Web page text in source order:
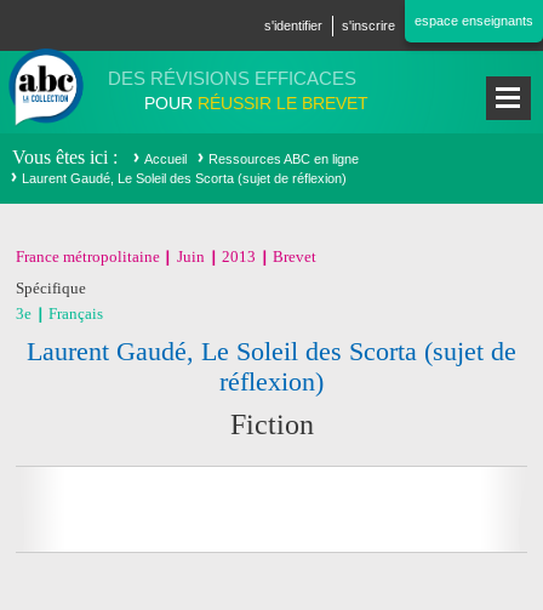
s'identifier s'inscrire espace enseignants
DES RÉVISIONS EFFICACES
POUR RÉUSSIR LE BREVET
Vous êtes ici Accueil
Ressources ABC en ligne
Laurent Gaudé, Le Soleil des Scorta (sujet de réflexion)
France métropolitaine Juin 2013
Brevet
Spécifique
3e
Français
Laurent Gaudé, Le Soleil des Scorta (sujet de
réflexion)
Fiction